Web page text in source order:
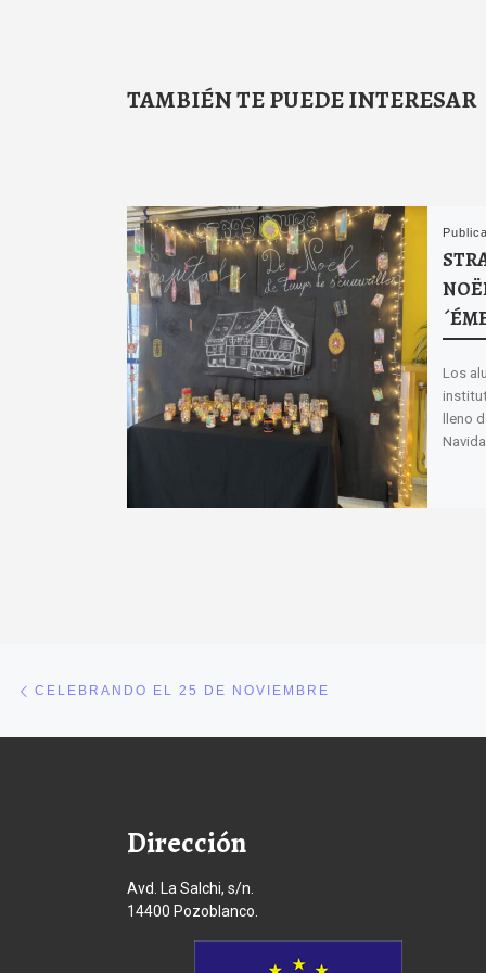
TAMBIÉN TE PUEDE INTERESAR
Los
lleno
Navegación de entradas
CELEBRANDO EL 25 DE NOVIEMBRE
Dirección
Avd. La Salchi, s/n.
14400 Pozoblanco.